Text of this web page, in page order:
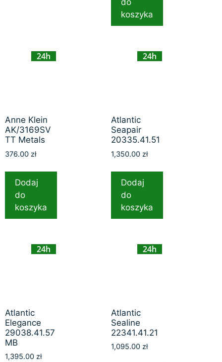
koszyka
24h
Anne Klein
AK/3169SV
TT Metals
376.00 zł
Dodaj
do
koszyka
24h
Atlantic
Seapair
20335.41.51
1,350.00 zł
Dodaj
do
koszyka
24h
Atlantic
Elegance
29038.41.57
MB
1,395.00 zł
24h
Atlantic
Sealine
22341.41.21
1,095.00 zł